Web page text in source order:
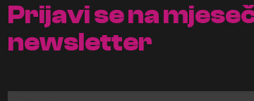
Prijavi se na
newsletter